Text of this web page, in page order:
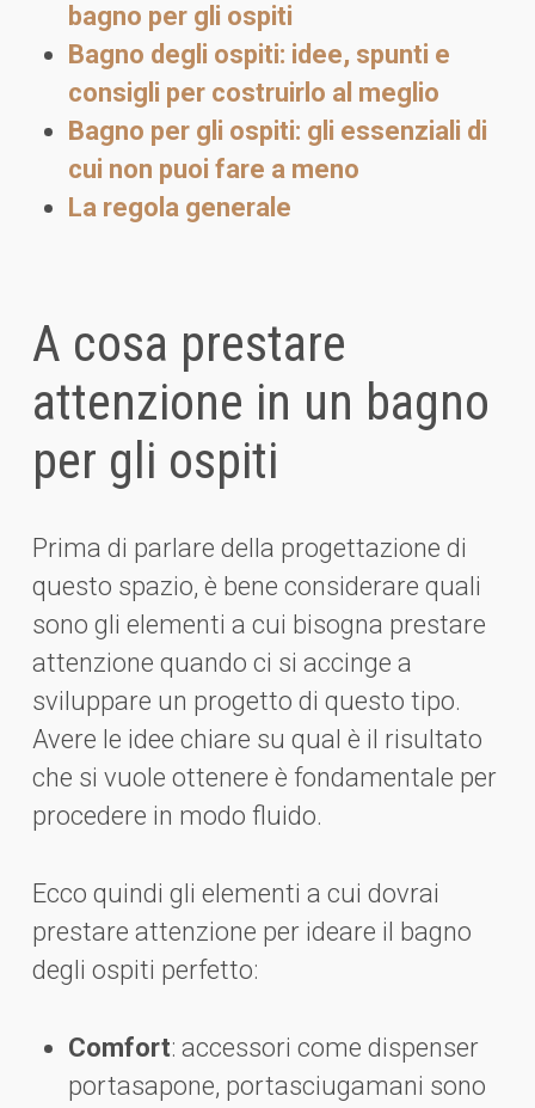
bagno per gli ospiti
Bagno degli ospiti: idee, spunti e
consigli per costruirlo al meglio
Bagno per gli ospiti: gli essenziali di
cui non puoi fare a meno
La regola generale
A cosa prestare
attenzione in un bagno
per gli ospiti
Prima di parlare della progettazione di
questo spazio, è bene considerare quali
sono gli elementi a cui bisogna prestare
attenzione quando ci si accinge a
sviluppare un progetto di questo tipo.
Avere le idee chiare su qual è il risultato
che si vuole ottenere è fondamentale per
procedere in modo fluido.
Ecco quindi gli elementi a cui dovrai
prestare attenzione per ideare il bagno
degli ospiti perfetto:
Comfort: accessori come dispenser
portasapone, portasciugamani sono